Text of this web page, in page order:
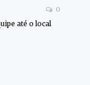
0
até o local